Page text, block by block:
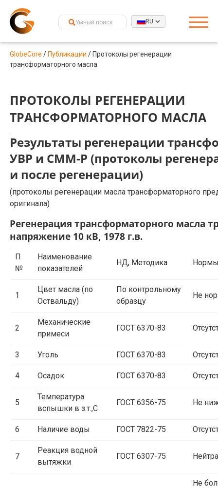
RU
GlobeCore / Публикации / Протоколы регенерации
трансформаторного масла
ПРОТОКОЛЫ РЕГЕНЕРАЦИИ
ТРАНСФОРМАТОРНОГО МАСЛА
Результаты регенерации
УВР и СММ-Р (протоколы
и после регенерации)
(протоколы регенерации масла трансформаторного
оригинала)
Регенерация трансформаторного масла
напряжение 10 кВ, 1978 г.в.
П
№
Наименование
показателей
НД, Методика
1
Цвет масла (по
Оствальду)
По контрольному
образцу
Не
2
Механические
примеси
ГОСТ 6370-83
3 Уголь ГОСТ 6370-83
4 Осадок ГОСТ 6370-83
5
Температура
вспышки в з.т.,С
ГОСТ 6356-75 Не
6 Наличие воды ГОСТ 7822-75
7
Реакция водной
вытяжки
ГОСТ 6307-75
Не